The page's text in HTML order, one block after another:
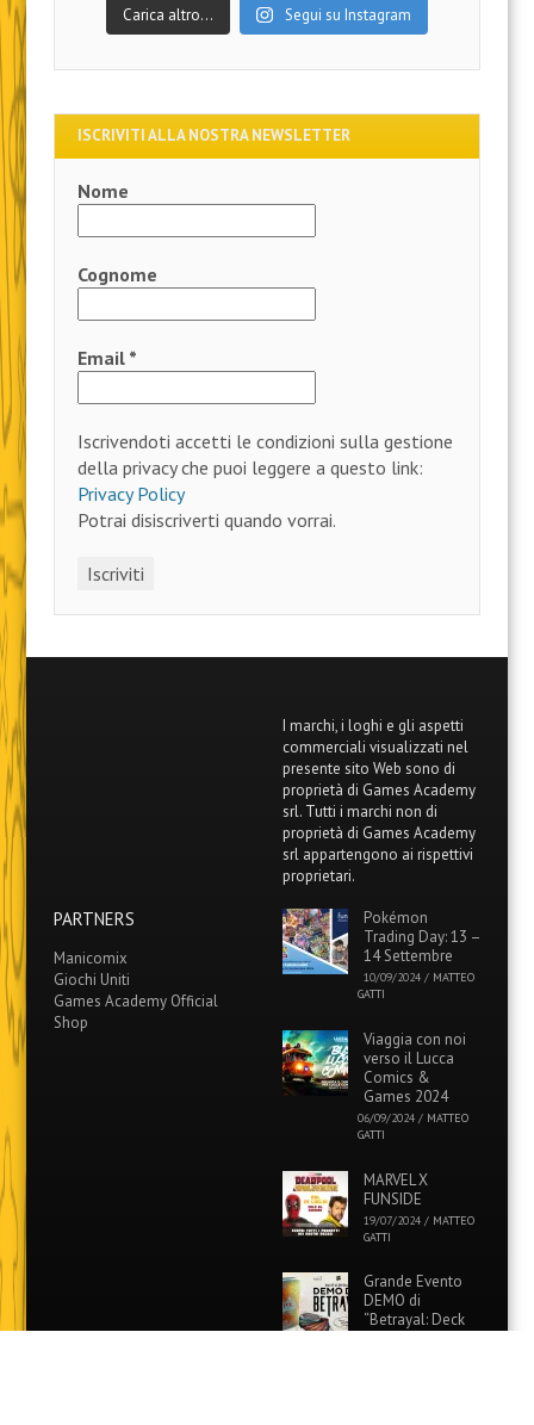
Carica altro… Segui su Instagram
ISCRIVITI ALLA NOSTRA NEWSLETTER
Nome
Cognome
Email *
Iscrivendoti accetti le condizioni sulla gestione
della privacy che puoi leggere a questo link:
Privacy Policy
Potrai disiscriverti quando vorrai.
I marchi, i loghi e gli aspetti
commerciali visualizzati nel
presente sito Web sono di
proprietà di Games Academy
srl. Tutti i marchi non di
proprietà di Games Academy
srl appartengono ai rispettivi
proprietari.
PARTNERS
Manicomix
Giochi Uniti
Games Academy Official
Shop
Pokémon
Trading Day: 13 –
14 Settembre
10/09/2024 / MATTEO
GATTI
Viaggia con noi
verso il Lucca
Comics &
Games 2024
06/09/2024 / MATTEO
GATTI
MARVEL X
FUNSIDE
19/07/2024 / MATTEO
GATTI
Grande Evento
DEMO di
“Betrayal: Deck